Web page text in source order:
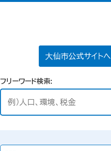
大仙市公式サイトへ
フリーワード検索